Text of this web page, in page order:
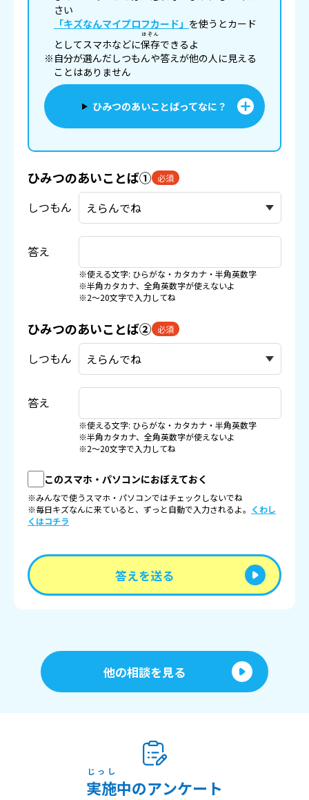
さい
「キズなんマイプロフカード」 を使うとカード
としてスマホなどに保存
ほぞん
できるよ
※自分が選んだしつもんや答えが他の人に見える
ことはありません
ひみつのあいことばってなに？
ひみつのあいことば① 必須
しつもん
答え
※使える文字: ひらがな・カタカナ・半角英数字
※半角カタカナ、全角英数字が使えないよ
※2〜20文字で入力してね
ひみつのあいことば② 必須
しつもん
答え
※使える文字: ひらがな・カタカナ・半角英数字
※半角カタカナ、全角英数字が使えないよ
※2〜20文字で入力してね
このスマホ・パソコンにおぼえておく
※みんなで使うスマホ・パソコンではチェックしないでね
※毎日キズなんに来ていると、ずっと自動で入力されるよ。 くわし
くはコチラ
答えを送る
他の相談を見る
実施
じっし
中のアンケート